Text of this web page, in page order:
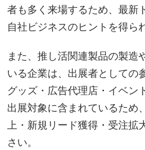
者も多く来場するため、最新
自社ビジネスのヒントを得ら
また、推し活関連製品の製造
いる企業は、出展者としての
グッズ・広告代理店・イベン
出展対象に含まれているため
上・新規リード獲得・受注拡
さい。